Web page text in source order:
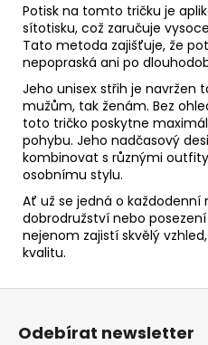
Potisk na tomto tričku je
sítotisku, což zaručuje
Tato metoda zajišťuje, že
nepopraská ani po
Jeho unisex střih je navržen
mužům, tak ženám. Bez
toto tričko poskytne
pohybu. Jeho nadčasový
kombinovat s různými
osobnímu stylu.
Ať už se jedná o každodenní
dobrodružství nebo
nejenom zajistí skvělý
kvalitu.
Z
Odebírat newsletter